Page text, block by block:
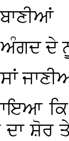
ਦੇ
ਕਿ
ਦਾ